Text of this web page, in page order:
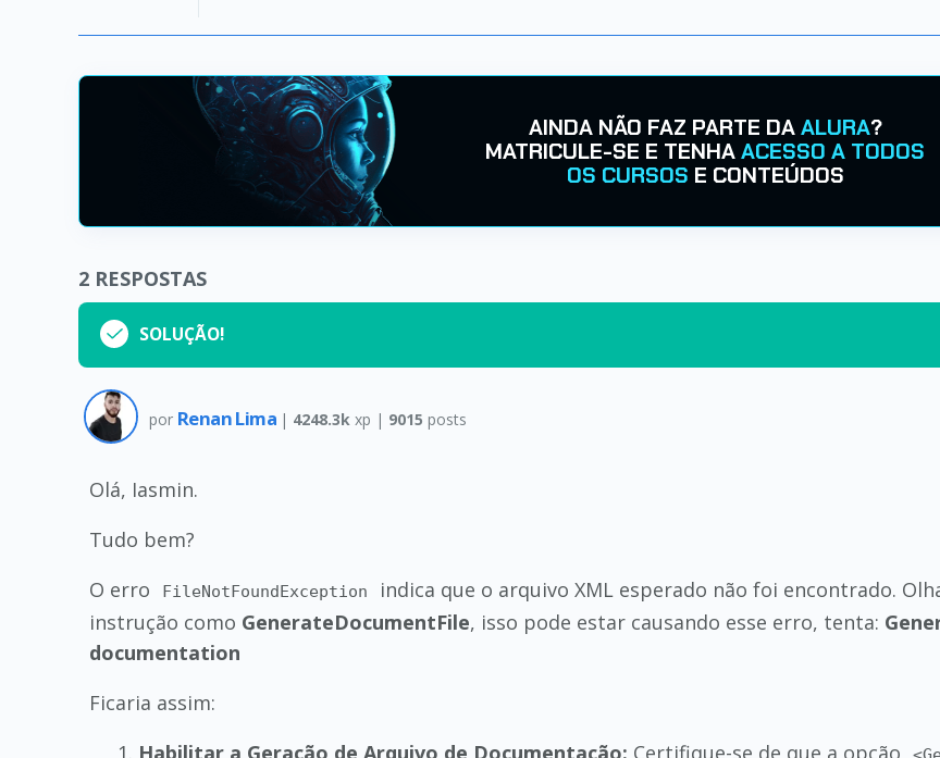
AINDA NÃO FAZ PARTE DAALURA?
MATRICULE-SE E TENHAACESSO A TODOS
OS CURSOS E CONTEÚDOS
2 RESPOSTAS
SOLUÇÃO!
por Renan Lima | 4248.3k xp | 9015 posts
Olá, Iasmin.
Tudo bem?
O erro
FileNotFoundException
indica que o arquivo XML esperado não foi encontrado.
instrução como GenerateDocumentFile, isso pode estar causando esse erro, tenta:
documentation
Ficaria assim:
Habilitar a Geração de Arquivo de Documentação: Certifique-se de que a opção